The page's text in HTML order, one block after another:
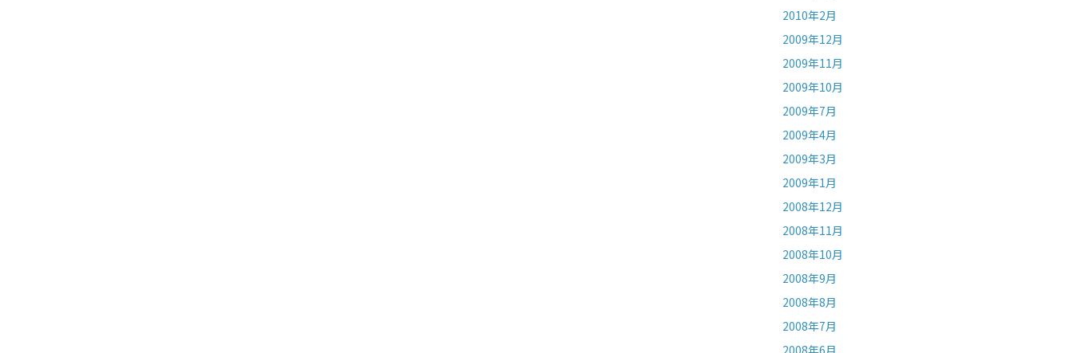
2010年2月
2009年12月
2009年11月
2009年10月
2009年7月
2009年4月
2009年3月
2009年1月
2008年12月
2008年11月
2008年10月
2008年9月
2008年8月
2008年7月
2008年6月